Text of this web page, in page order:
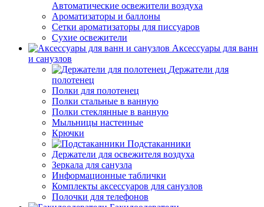
Автоматические освежители воздуха
Ароматизаторы и баллоны
Сетки ароматизаторы для писсуаров
Сухие освежители
Аксессуары для ванн
и санузлов
Держатели для
полотенец
Полки для полотенец
Полки стальные в ванную
Полки стеклянные в ванную
Мыльницы настенные
Крючки
Подстаканники
Держатели для освежителя воздуха
Зеркала для санузла
Информационные таблички
Комплекты аксессуаров для санузлов
Полочки для телефонов